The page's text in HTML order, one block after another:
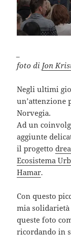
foto di Jon
Negli ultimi
Norvegia.
Ad un
aggiunte
il progetto
Ecosistema
Hamar.
Con questo
mia
queste foto
ricordando in